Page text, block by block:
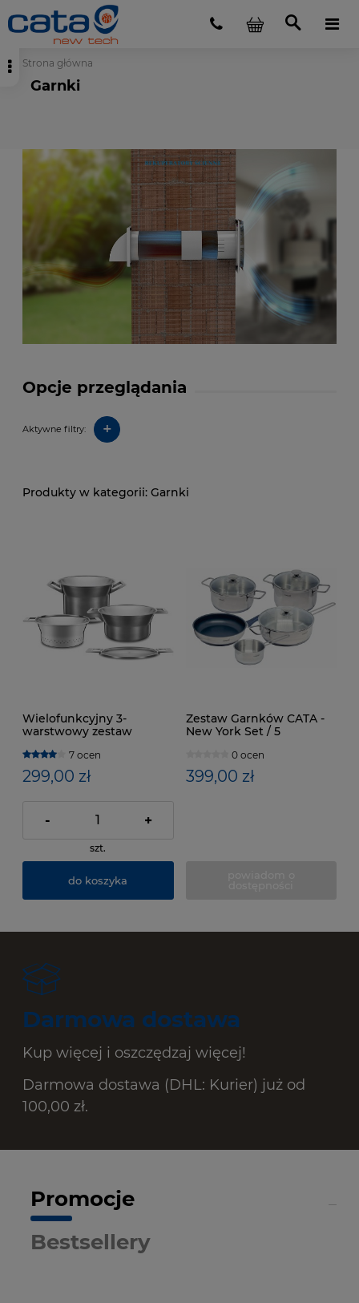
Strona główna
Garnki
Opcje przeglądania
Aktywne filtry: +
Garnki
Wielofunkcyjny 3-
warstwowy zestaw
7 ocen
299,00 zł
- +
szt.
do koszyka
Zestaw Garnków CATA -
New York Set / 5
0 ocen
399,00 zł
Darmowa dostawa
Kup więcej i oszczędzaj więcej!
Darmowa dostawa (DHL: Kurier) już od
100,00 zł.
Promocje
Bestsellery